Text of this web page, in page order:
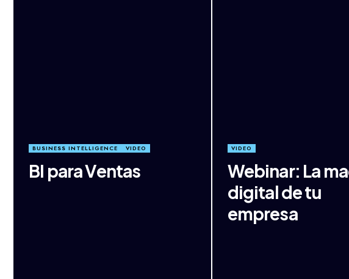
BUSINESS INTELLIGENCE VIDEO
BI para Ventas
VIDEO
Webinar: La
digital de tu
empresa